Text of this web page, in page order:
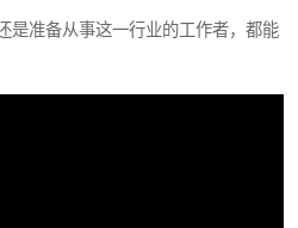
是准备从事这一行业的工作者，都能